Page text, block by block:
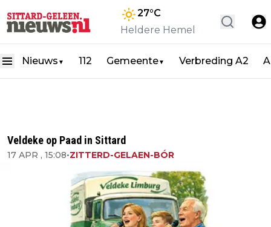
27°C
Heldere Hemel
Nieuws ▼ 112 Gemeente▼ Verbreding A2
Veldeke op Paad in Sittard
17 APR , 15:08•ZITTERD-GELAEN-BÓR